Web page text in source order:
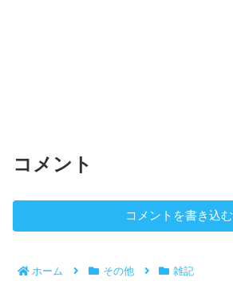
コメント
コメントを書き込む
ホーム その他 雑記